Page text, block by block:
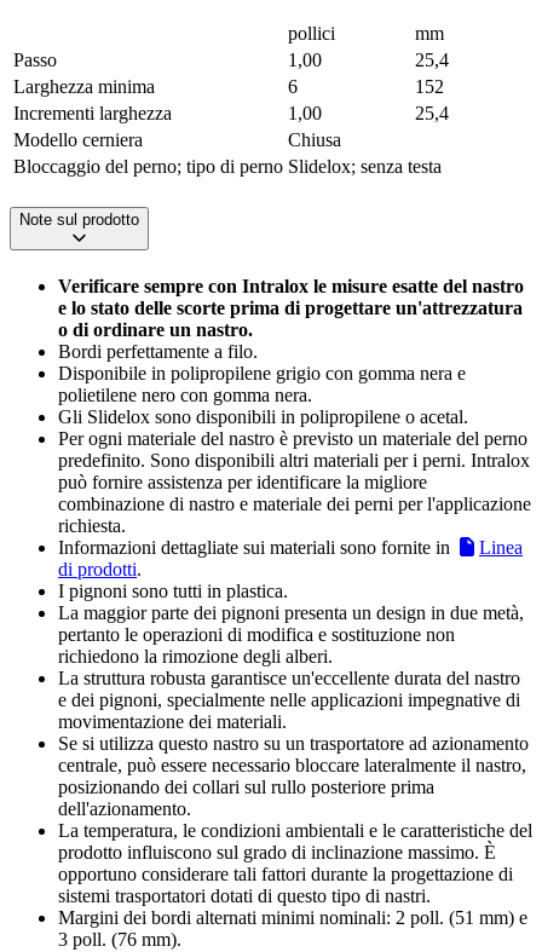
pollici
mm
Passo
1,00
25,4
Larghezza minima
6
152
Incrementi larghezza
1,00
25,4
Modello cerniera
Chiusa
Bloccaggio del perno; tipo di perno Slidelox; senza testa
Note sul prodotto
Verificare sempre con Intralox le misure esatte del nastro
e lo stato delle scorte prima di progettare un'attrezzatura
o di ordinare un nastro.
Bordi perfettamente a filo.
Disponibile in polipropilene grigio con gomma nera e
polietilene nero con gomma nera.
Gli Slidelox sono disponibili in polipropilene o acetal.
Per ogni materiale del nastro è previsto un materiale del perno
predefinito. Sono disponibili altri materiali per i perni. Intralox
può fornire assistenza per identificare la migliore
combinazione di nastro e materiale dei perni per l'applicazione
richiesta.
Informazioni dettagliate sui materiali sono fornite in
Linea
di prodotti.
I pignoni sono tutti in plastica.
La maggior parte dei pignoni presenta un design in due metà,
pertanto le operazioni di modifica e sostituzione non
richiedono la rimozione degli alberi.
La struttura robusta garantisce un'eccellente durata del nastro
e dei pignoni, specialmente nelle applicazioni impegnative di
movimentazione dei materiali.
Se si utilizza questo nastro su un trasportatore ad azionamento
centrale, può essere necessario bloccare lateralmente il nastro,
posizionando dei collari sul rullo posteriore prima
dell'azionamento.
La temperatura, le condizioni ambientali e le caratteristiche del
prodotto influiscono sul grado di inclinazione massimo. È
opportuno considerare tali fattori durante la progettazione di
sistemi trasportatori dotati di questo tipo di nastri.
Margini dei bordi alternati minimi nominali: 2 poll. (51 mm) e
3 poll. (76 mm).